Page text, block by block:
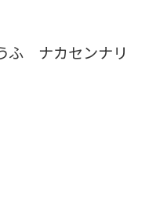
ふ ナカセンナリ